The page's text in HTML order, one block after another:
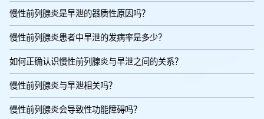
慢性前列腺炎是早泄的器质性原因吗？
慢性前列腺炎患者中早泄的发病率是多少？
如何正确认识慢性前列腺炎与早泄之间的关系？
慢性前列腺炎与早泄相关吗？
慢性前列腺炎会导致性功能障碍吗？